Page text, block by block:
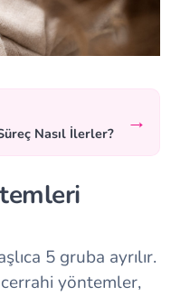
Nasıl İlerler? →
5 gruba ayrılır.
yöntemler,